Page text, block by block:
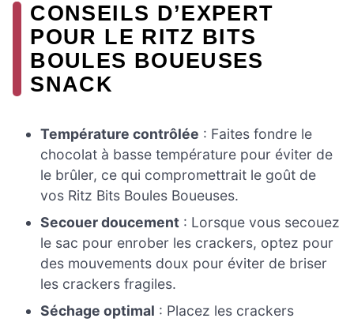
CONSEILS D’EXPERT
POUR LE RITZ BITS
BOULES BOUEUSES
SNACK
Température contrôlée : Faites fondre le
chocolat à basse température pour éviter de
le brûler, ce qui compromettrait le goût de
vos Ritz Bits Boules Boueuses.
Secouer doucement : Lorsque vous secouez
le sac pour enrober les crackers, optez pour
des mouvements doux pour éviter de briser
les crackers fragiles.
Séchage optimal : Placez les crackers